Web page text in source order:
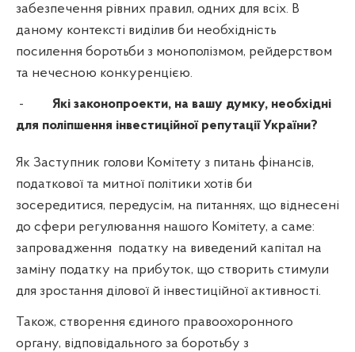
забезпечення рівних правил, одних для всіх. В
даному контексті виділив би необхідність
посилення боротьби з монополізмом, рейдерством
та нечесною конкуренцією.
-
Які законопроекти, на вашу думку, необхідні
для поліпшення інвестиційної репутації України?
Як Заступник голови Комітету з питань фінансів,
податкової та митної політики хотів би
зосередитися, передусім, на питаннях, що віднесені
до сфери регулювання нашого Комітету, а саме:
запровадження податку на виведений капітал на
заміну податку на прибуток, що створить стимули
для зростання ділової й інвестиційної активності.
Також, створення єдиного правоохоронного
органу, відповідального за боротьбу з